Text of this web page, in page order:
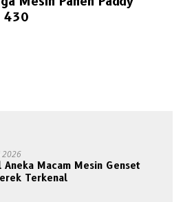
430
2026
Aneka Macam Mesin Genset
Terkenal